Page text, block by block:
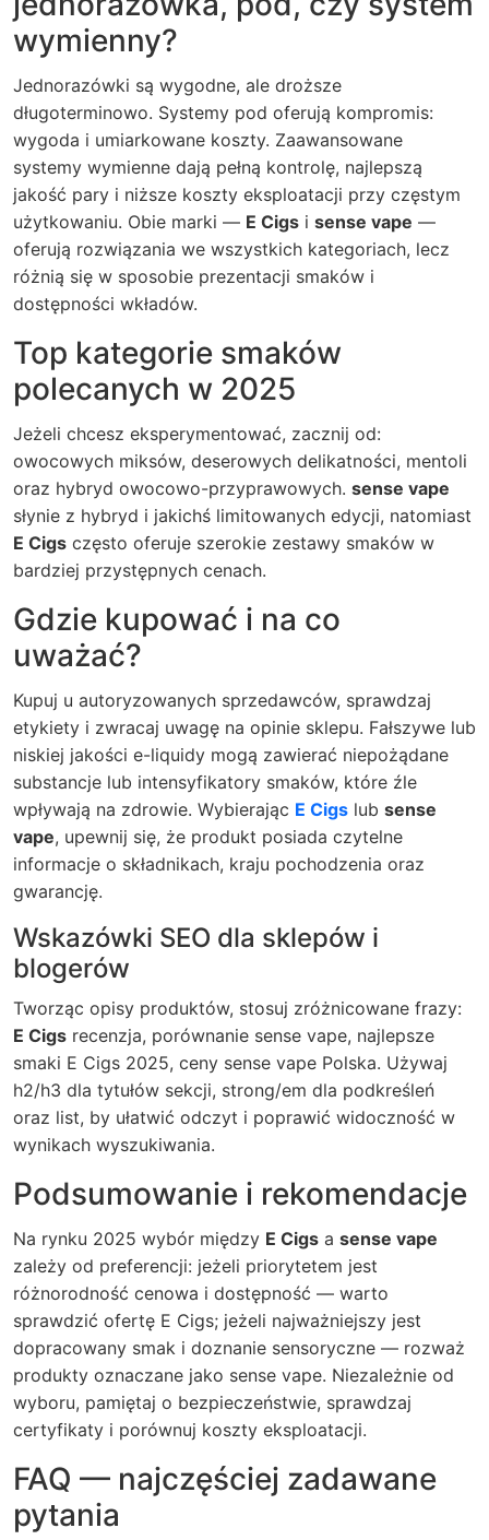
wymienny?
Jednorazówki są wygodne, ale droższe
długoterminowo. Systemy pod oferują kompromis:
wygoda i umiarkowane koszty. Zaawansowane
systemy wymienne dają pełną kontrolę, najlepszą
jakość pary i niższe koszty eksploatacji przy częstym
użytkowaniu. Obie marki — E Cigs i sense vape —
oferują rozwiązania we wszystkich kategoriach, lecz
różnią się w sposobie prezentacji smaków i
dostępności wkładów.
Top kategorie smaków
polecanych w 2025
Jeżeli chcesz eksperymentować, zacznij od:
owocowych miksów, deserowych delikatności, mentoli
oraz hybryd owocowo-przyprawowych. sense vape
słynie z hybryd i jakichś limitowanych edycji, natomiast
E Cigs często oferuje szerokie zestawy smaków w
bardziej przystępnych cenach.
Gdzie kupować i na co
uważać?
Kupuj u autoryzowanych sprzedawców, sprawdzaj
etykiety i zwracaj uwagę na opinie sklepu. Fałszywe lub
niskiej jakości e-liquidy mogą zawierać niepożądane
substancje lub intensyfikatory smaków, które źle
wpływają na zdrowie. Wybierając E Cigs lub sense
vape, upewnij się, że produkt posiada czytelne
informacje o składnikach, kraju pochodzenia oraz
gwarancję.
Wskazówki SEO dla sklepów i
blogerów
Tworząc opisy produktów, stosuj zróżnicowane frazy:
E Cigs recenzja, porównanie sense vape, najlepsze
smaki E Cigs 2025, ceny sense vape Polska. Używaj
h2/h3 dla tytułów sekcji, strong/em dla podkreśleń
oraz list, by ułatwić odczyt i poprawić widoczność w
wynikach wyszukiwania.
Podsumowanie i rekomendacje
Na rynku 2025 wybór między E Cigs a sense vape
zależy od preferencji: jeżeli priorytetem jest
różnorodność cenowa i dostępność — warto
sprawdzić ofertę E Cigs; jeżeli najważniejszy jest
dopracowany smak i doznanie sensoryczne — rozważ
produkty oznaczane jako sense vape. Niezależnie od
wyboru, pamiętaj o bezpieczeństwie, sprawdzaj
certyfikaty i porównuj koszty eksploatacji.
FAQ — najczęściej zadawane
pytania